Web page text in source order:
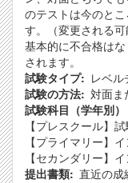
のテストは今のと
す。（変更される可
基本的に不合格は
されます。
試験タイプ
レベル
試験の方法 対面ま
試験科目（学年別）
【プレスクール】
【プライマリー】
【セカンダリー】
提出書類 直近の成